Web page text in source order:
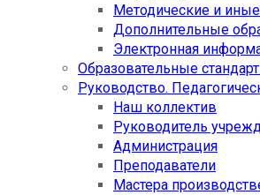
Методические и
Дополнительные
Электронная
Образовательные
Руководство.
Наш коллектив
Руководитель
Администрация
Преподаватели
Мастера